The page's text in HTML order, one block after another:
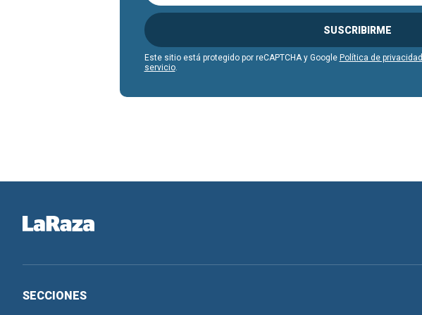
SUSCRIBIRME
Este sitio está protegido por reCAPTCHA y Google Política de privacidad
servicio.
SECCIONES